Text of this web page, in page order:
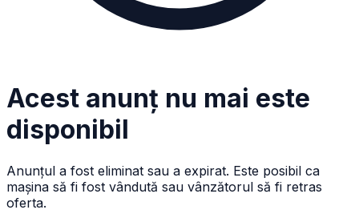
Acest anunț nu mai este
disponibil
Anunțul a fost eliminat sau a expirat. Este posibil ca
mașina să fi fost vândută sau vânzătorul să fi retras
oferta.